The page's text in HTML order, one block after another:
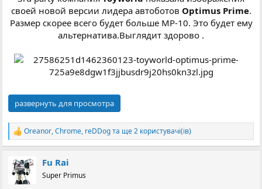
своей новой версии лидера автоботов Optimus Prime.
Размер скорее всего будет больше MP-10. Это будет ему
альтернатива.Выглядит здорово .
развернуть для просмотра
Р
е
к
ц
Oreanor,Chrome, reDDogта ще 2 користувачі(ів)
Fu Rai
Super Primus